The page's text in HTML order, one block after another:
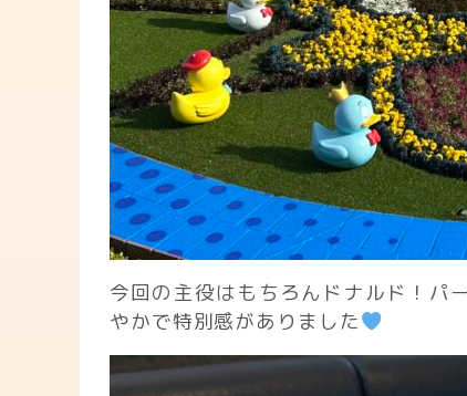
今回の主役はもちろんドナルド！パ
やかで特別感がありました